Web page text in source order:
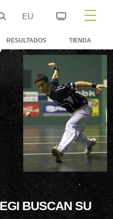
EU
RESULTADOS TIENDA
BUSCAN SU